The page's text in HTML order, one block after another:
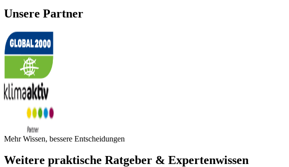
Unsere Partner
Mehr Wissen, bessere Entscheidungen
Weitere praktische Ratgeber & Expertenwissen